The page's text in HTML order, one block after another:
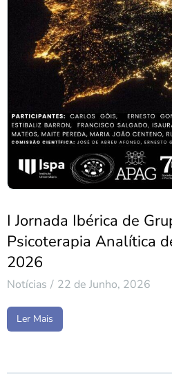
I Jornada Ibérica de
Psicoterapia Analítica
2026
Notícias 22 de Junho, 2026
Ler Mais